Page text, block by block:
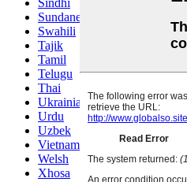
Sundanese
Swahili
Tajik
Tamil
Telugu
Thai
Ukrainian
Urdu
Uzbek
Vietnamese
Welsh
Xhosa